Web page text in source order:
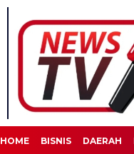
HOME BISNIS DAERAH